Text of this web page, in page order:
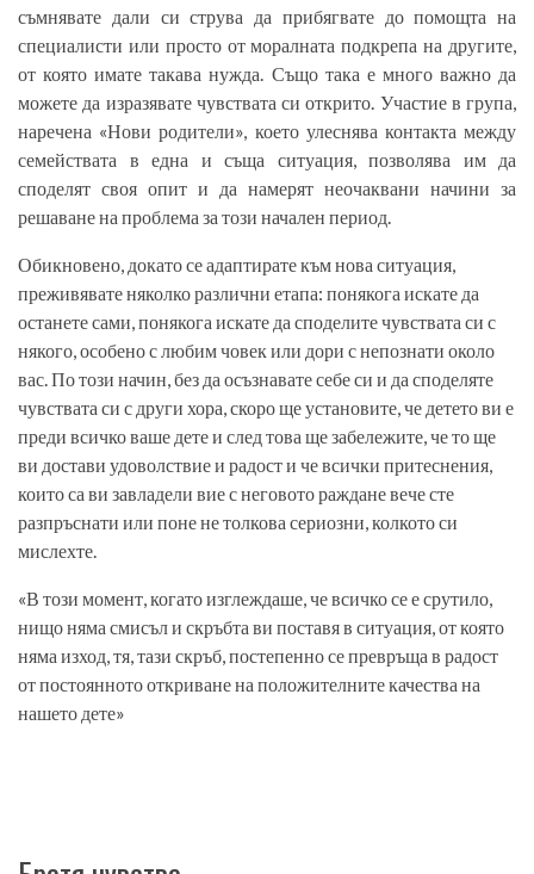
съмнявате дали си струва да прибягвате до помощта на
специалисти или просто от моралната подкрепа на другите,
от която имате такава нужда. Също така е много важно да
можете да изразявате чувствата си открито. Участие в група,
наречена «Нови родители», което улеснява контакта между
семействата в една и съща ситуация, позволява им да
споделят своя опит и да намерят неочаквани начини за
решаване на проблема за този начален период.
Обикновено, докато се адаптирате към нова ситуация,
преживявате няколко различни етапа: понякога искате да
останете сами, понякога искате да споделите чувствата си с
някого, особено с любим човек или дори с непознати около
вас. По този начин, без да осъзнавате себе си и да споделяте
чувствата си с други хора, скоро ще установите, че детето ви е
преди всичко ваше дете и след това ще забележите, че то ще
ви достави удоволствие и радост и че всички притеснения,
които са ви завладели вие с неговото раждане вече сте
разпръснати или поне не толкова сериозни, колкото си
мислехте.
«В този момент, когато изглеждаше, че всичко се е срутило,
нищо няма смисъл и скръбта ви поставя в ситуация, от която
няма изход, тя, тази скръб, постепенно се превръща в радост
от постоянното откриване на положителните качества на
нашето дете»